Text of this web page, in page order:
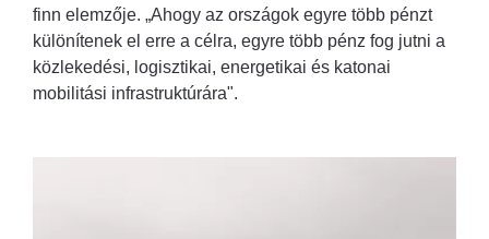
finn elemzője. „Ahogy az országok egyre több pénzt
különítenek el erre a célra, egyre több pénz fog jutni a
közlekedési, logisztikai, energetikai és katonai
mobilitási infrastruktúrára".